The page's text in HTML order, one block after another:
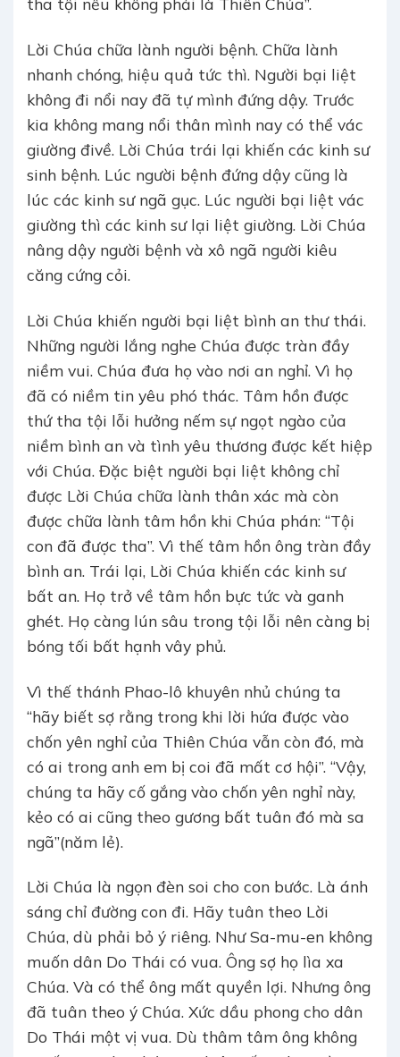
Lời Chúa chữa lành người bệnh. Chữa lành
nhanh chóng, hiệu quả tức thì. Người bại liệt
không đi nổi nay đã tự mình đứng dậy. Trước
kia không mang nổi thân mình nay có thể vác
giường đivề. Lời Chúa trái lại khiến các kinh sư
sinh bệnh. Lúc người bệnh đứng dậy cũng là
lúc các kinh sư ngã gục. Lúc người bại liệt vác
giường thì các kinh sư lại liệt giường. Lời Chúa
nâng dậy người bệnh và xô ngã người kiêu
căng cứng cỏi.
Lời Chúa khiến người bại liệt bình an thư thái.
Những người lắng nghe Chúa được tràn đầy
niềm vui. Chúa đưa họ vào nơi an nghỉ. Vì họ
đã có niềm tin yêu phó thác. Tâm hồn được
thứ tha tội lỗi hưởng nếm sự ngọt ngào của
niềm bình an và tình yêu thương được kết hiệp
với Chúa. Đặc biệt người bại liệt không chỉ
được Lời Chúa chữa lành thân xác mà còn
được chữa lành tâm hồn khi Chúa phán: “Tội
con đã được tha”. Vì thế tâm hồn ông tràn đầy
bình an. Trái lại, Lời Chúa khiến các kinh sư
bất an. Họ trở về tâm hồn bực tức và ganh
ghét. Họ càng lún sâu trong tội lỗi nên càng bị
bóng tối bất hạnh vây phủ.
Vì thế thánh Phao-lô khuyên nhủ chúng ta
“hãy biết sợ rằng trong khi lời hứa được vào
chốn yên nghỉ của Thiên Chúa vẫn còn đó, mà
có ai trong anh em bị coi đã mất cơ hội”. “Vậy,
chúng ta hãy cố gắng vào chốn yên nghỉ này,
kẻo có ai cũng theo gương bất tuân đó mà sa
ngã”(năm lẻ).
Lời Chúa là ngọn đèn soi cho con bước. Là ánh
sáng chỉ đường con đi. Hãy tuân theo Lời
Chúa, dù phải bỏ ý riêng. Như Sa-mu-en không
muốn dân Do Thái có vua. Ông sợ họ lìa xa
Chúa. Và có thể ông mất quyền lợi. Nhưng ông
đã tuân theo ý Chúa. Xức dầu phong cho dân
Do Thái một vị vua. Dù thâm tâm ông không